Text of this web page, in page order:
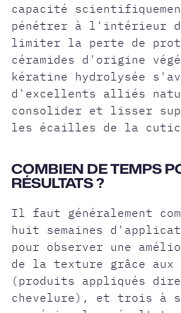
capacité
pénétrer à l'intérieur
limiter la perte de
céramides d'origine
kératine hydrolysée
d'excellents alliés
consolider et lisser
les écailles de la
COMBIEN DE TEMPS
RÉSULTATS ?
Il faut généralement
huit semaines
pour observer une
de la texture grâce aux
(produits appliqués
chevelure), et trois à